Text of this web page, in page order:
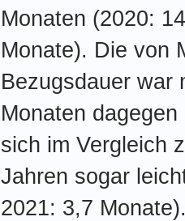
Monaten (2020:
Monate). Die von
Bezugsdauer war
Monaten
sich im Vergleich
Jahren sogar
2021: 3,7